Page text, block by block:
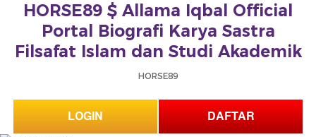
Loading...HORSE89 $ Allama Iqbal Official
Portal Biografi Karya Sastra
Filsafat Islam dan Studi Akademik
HORSE89
LOGIN DAFTAR